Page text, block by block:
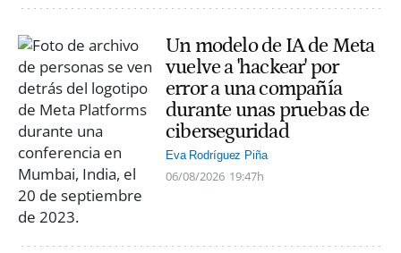
Un modelo de IA de Meta
vuelve a 'hackear' por
error a una compañía
durante unas pruebas de
ciberseguridad
Eva Rodríguez Piña
06/08/2026 19:47h